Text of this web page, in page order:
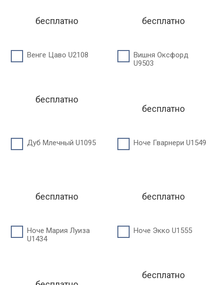
бесплатно бесплатно
Венге Цаво U2108
бесплатно
Вишня Оксфорд
U9503
бесплатно
Дуб Млечный U1095
бесплатно
Ноче Гварнери U1549
бесплатно
Ноче Мария Луиза
U1434
Ноче Экко U1555
бесплатно